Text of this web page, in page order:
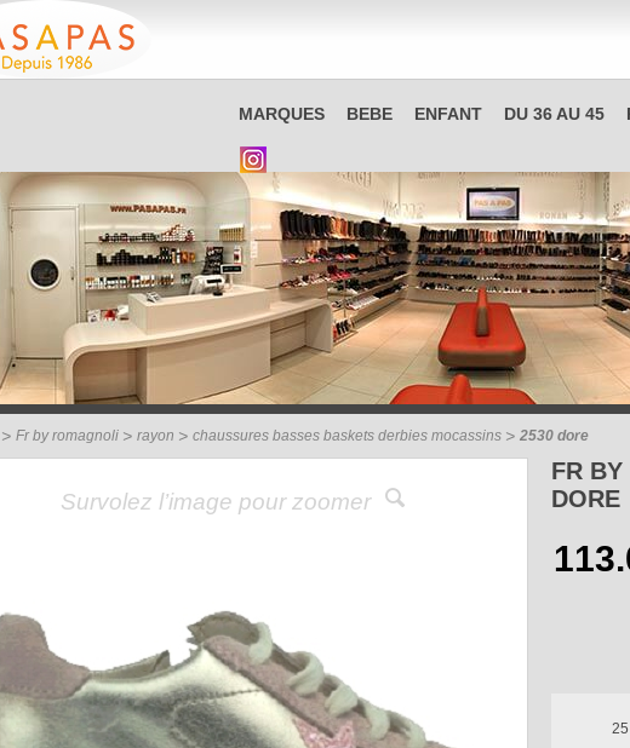
MARQUES BEBE ENFANT DU 36 AU 45
Fr by romagnoli rayon chaussures basses baskets derbies mocassins 2530 dore
Survolez l’image pour zoomer
FR
DORE